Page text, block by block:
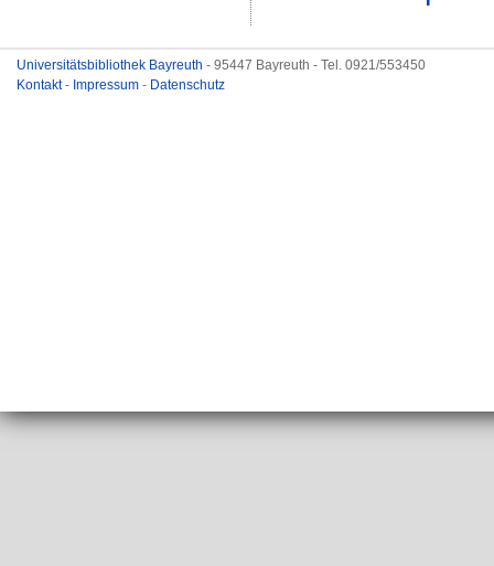
Universitätsbibliothek Bayreuth - 95447 Bayreuth - Tel. 0921/553450
Kontakt- Impressum - Datenschutz